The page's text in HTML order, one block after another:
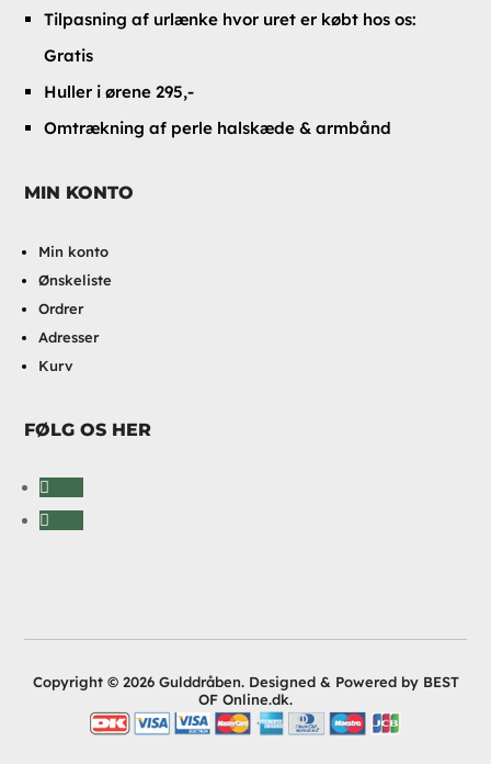
Tilpasning af urlænke hvor uret er købt hos os:
Gratis
Huller i ørene 295,-
Omtrækning af perle halskæde & armbånd
MIN KONTO
Min konto
Ønskeliste
Ordrer
Adresser
Kurv
FØLG OS HER
Copyright © 2026 Gulddråben. Designed & Powered by BEST
OF Online.dk.